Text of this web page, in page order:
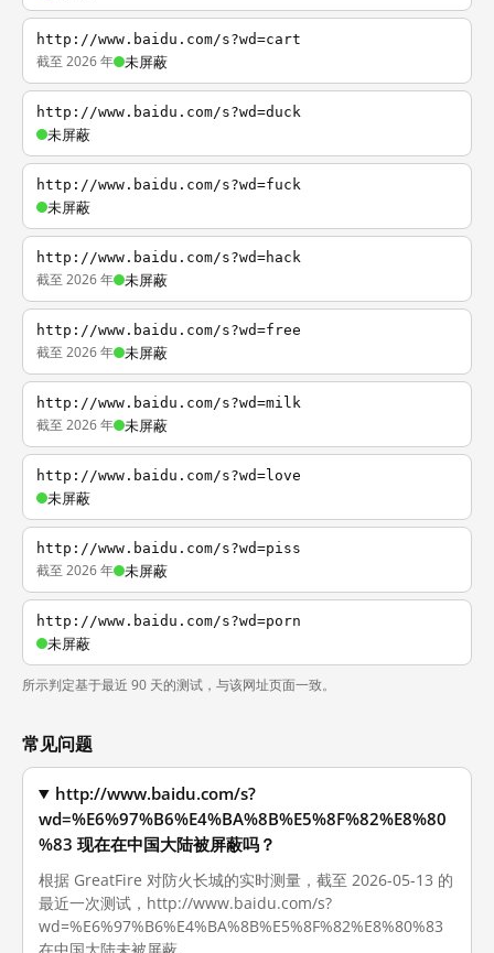
http://www.baidu.com/s?wd=cart
截至 2026 年 未屏蔽
http://www.baidu.com/s?wd=duck
未屏蔽
http://www.baidu.com/s?wd=fuck
未屏蔽
http://www.baidu.com/s?wd=hack
截至 2026 年 未屏蔽
http://www.baidu.com/s?wd=free
截至 2026 年 未屏蔽
http://www.baidu.com/s?wd=milk
截至 2026 年 未屏蔽
http://www.baidu.com/s?wd=love
未屏蔽
http://www.baidu.com/s?wd=piss
截至 2026 年 未屏蔽
http://www.baidu.com/s?wd=porn
未屏蔽
所示判定基于最近 90 天的测试，与该网址页面一致。
常见问题
http://www.baidu.com/s?
wd=%E6%97%B6%E4%BA%8B%E5%8F%82%E8%80
%83 现在在中国大陆被屏蔽吗？
根据 GreatFire 对防火长城的实时测量，截至 2026-05-13 的
最近一次测试，http://www.baidu.com/s?
wd=%E6%97%B6%E4%BA%8B%E5%8F%82%E8%80%83